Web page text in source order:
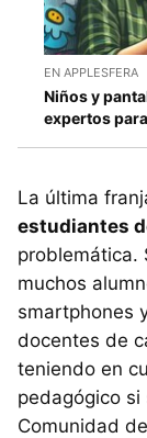
EN APPLESFERA
Niños y
expertos
La última
estudiantes
problemática.
muchos
smartphones
docentes de
teniendo en
pedagógico
Comunidad